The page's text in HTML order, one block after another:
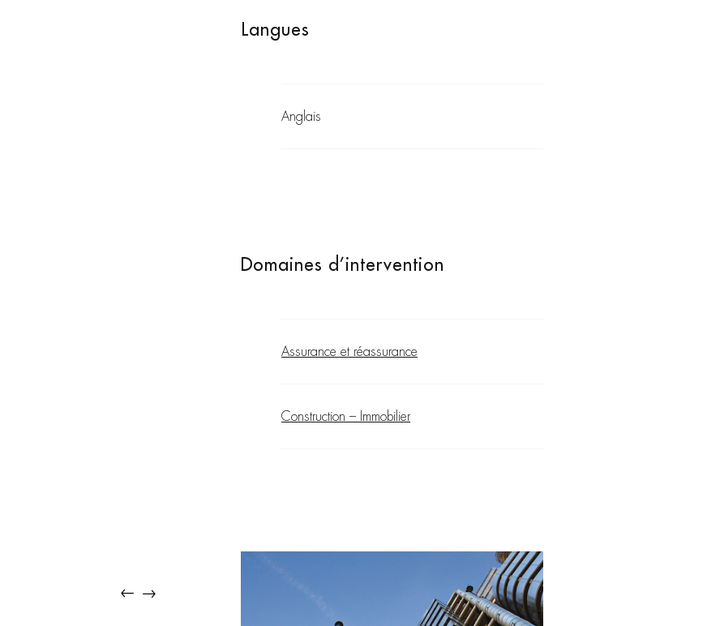
Langues
Anglais
Domaines d’intervention
Assurance et réassurance
Construction – Immobilier